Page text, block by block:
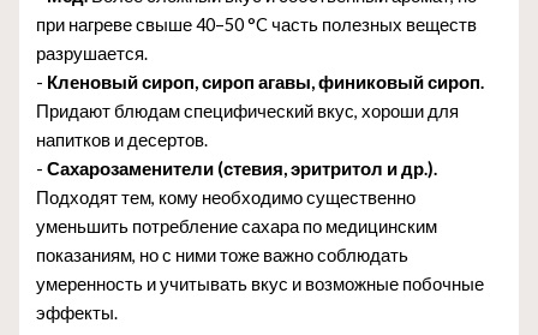
при нагреве свыше 40–50 °C часть полезных веществ
разрушается.
- Кленовый сироп, сироп агавы, финиковый сироп.
Придают блюдам специфический вкус, хороши для
напитков и десертов.
-Сахарозаменители (стевия, эритритол и др.).
Подходят тем, кому необходимо существенно
уменьшить потребление сахара по медицинским
показаниям, но с ними тоже важно соблюдать
умеренность и учитывать вкус и возможные побочные
эффекты.